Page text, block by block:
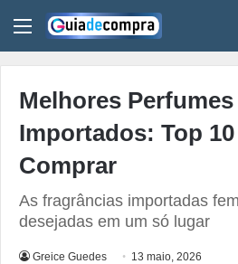
Menu
Melhores
Importados: Top
Comprar
As fragrâncias importadas
desejadas em um só lugar
Greice Guedes 13 maio, 2026